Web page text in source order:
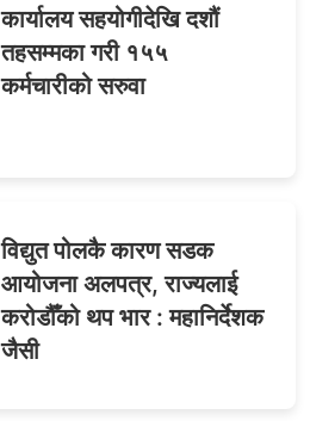
कार्यालय सहयोगीदेखि दशौं
तहसम्मका गरी १५५
कर्मचारीको सरुवा
विद्युत पोलकै कारण सडक
आयोजना अलपत्र, राज्यलाई
करोडौँको थप भार : महानिर्देशक
जैसी